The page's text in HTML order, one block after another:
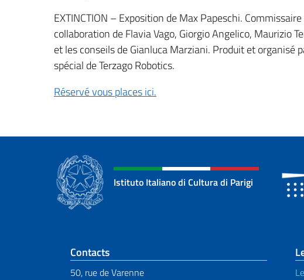
EXTINCTION – Exposition de Max Papeschi.
collaboration de Flavia Vago, Giorgio Angelico, Maurizio
et les conseils de Gianluca Marziani. Produit et
spécial de Terzago Robotics.
Réservé vous places ici.
Istituto Italiano di Cultura di Parigi
Section de pied de page
Contacts
50, rue de Varenne